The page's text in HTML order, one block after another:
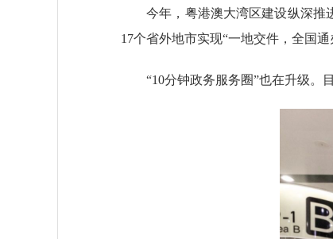
今年，粤港澳大湾区建设纵深推进
17个省外地市实现“一地交件，全国通
“10分钟政务服务圈”也在升级。目